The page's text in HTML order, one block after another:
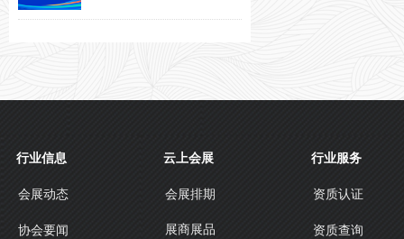
会展动态
协会要闻
行业信息
会展排期
展商展品
云上会展
资质认证
资质查询
行业服务